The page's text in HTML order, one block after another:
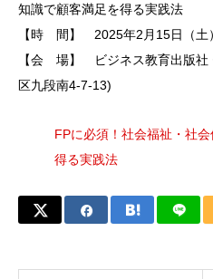
知識で顧客満足を得る実践法
【時 間】 2025年2月15日（土
【会 場】 ビジネス教育出版社
区九段南4-7-13)
FPに必須！社会福祉・社
得る実践法